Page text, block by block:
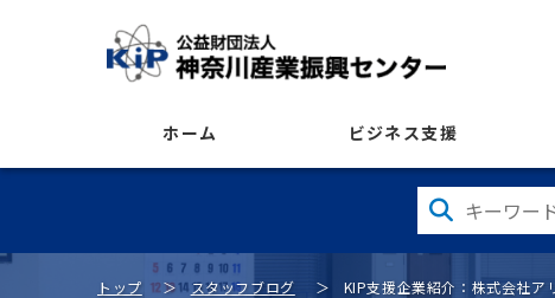
ホーム ビジネス支援
トップ スタッフブログ KIP支援企業紹介：株式会社ア